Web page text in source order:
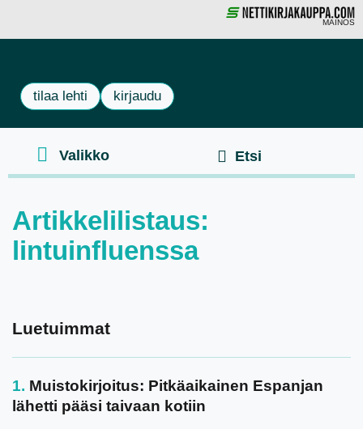
MAINOS
tilaa lehti kirjaudu
Artikkelilistaus:
lintuinfluenssa
Luetuimmat
Muistokirjoitus: Pitkäaikainen Espanjan
lähetti pääsi taivaan kotiin